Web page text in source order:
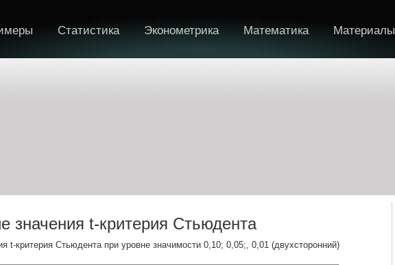
Статистика Эконометрика Математика Материалы
значения t-критерия Стьюдента
t-критерия Стьюдента при уровне значимости 0,10; 0,05;, 0,01 (двухсторонний)